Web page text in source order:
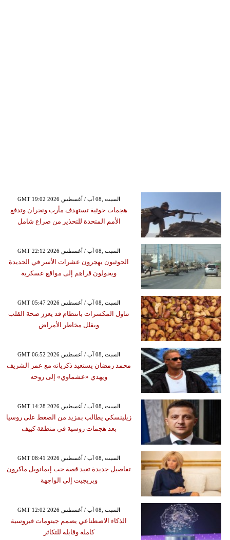
GMT 19:02 2026 السبت ,08 آب / أغسطس
هجمات حوثية تستهدف مأرب ونجران وتدفع
الأمم المتحدة للتحذير من صراع شامل
GMT 22:12 2026 السبت ,08 آب / أغسطس
الحوثيون يهجرون عشرات الأسر في الحديدة
ويحولون قراهم إلى مواقع عسكرية
GMT 05:47 2026 السبت ,08 آب / أغسطس
تناول المكسرات بانتظام قد يعزز صحة القلب
ويقلل مخاطر الأمراض
GMT 06:52 2026 السبت ,08 آب / أغسطس
محمد رمضان يستعيد ذكرياته مع عمر الشريف
ويهدي «عشماوي» إلى روحه
GMT 14:28 2026 السبت ,08 آب / أغسطس
زيلينسكي يطالب بمزيد من الضغط على روسيا
بعد هجمات روسية في منطقة كييف
GMT 08:41 2026 السبت ,08 آب / أغسطس
تفاصيل جديدة تعيد قصة حب إيمانويل ماكرون
وبريجيت إلى الواجهة
GMT 12:02 2026 السبت ,08 آب / أغسطس
الذكاء الاصطناعي يصمم جينومات فيروسية
كاملة وقابلة للتكاثر